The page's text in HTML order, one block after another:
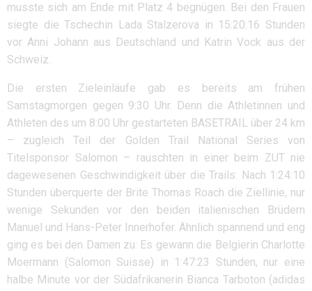
musste sich am Ende mit Platz 4 begnügen. Bei den Frauen
siegte die Tschechin Lada Stalzerova in 15:20:16 Stunden
vor Anni Johann aus Deutschland und Katrin Vock aus der
Schweiz.
Die ersten Zieleinläufe gab es bereits am frühen
Samstagmorgen gegen 9:30 Uhr. Denn die Athletinnen und
Athleten des um 8:00 Uhr gestarteten BASETRAIL über 24 km
– zugleich Teil der Golden Trail National Series von
Titelsponsor Salomon – rauschten in einer beim ZUT nie
dagewesenen Geschwindigkeit über die Trails: Nach 1:24:10
Stunden überquerte der Brite Thomas Roach die Ziellinie, nur
wenige Sekunden vor den beiden italienischen Brüdern
Manuel und Hans-Peter Innerhofer. Ähnlich spannend und eng
ging es bei den Damen zu: Es gewann die Belgierin Charlotte
Moermann (Salomon Suisse) in 1:47:23 Stunden, nur eine
halbe Minute vor der Südafrikanerin Bianca Tarboton (adidas